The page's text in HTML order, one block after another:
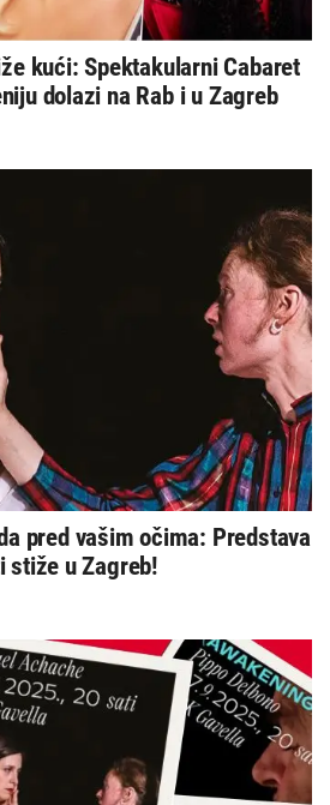
kući: Spektakularni Cabaret
dolazi na Rab i u Zagreb
pred vašim očima: Predstava
stiže u Zagreb!